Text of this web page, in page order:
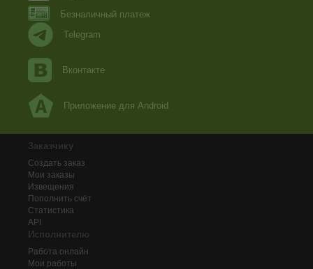
Безналичный платеж
Telegram
Вконтакте
Приложение для Android
Заказчику
Создать заказ
Мои заказы
Извещения
Пополнить счёт
Статистика
API
Исполнителю
Работа онлайн
Мои работы